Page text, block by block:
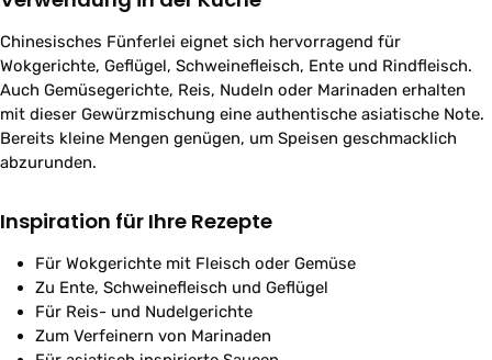
Chinesisches Fünferlei eignet sich hervorragend für
Wokgerichte, Geflügel, Schweinefleisch, Ente und Rindfleisch.
Auch Gemüsegerichte, Reis, Nudeln oder Marinaden erhalten
mit dieser Gewürzmischung eine authentische asiatische Note.
Bereits kleine Mengen genügen, um Speisen geschmacklich
abzurunden.
Inspiration für Ihre Rezepte
Für Wokgerichte mit Fleisch oder Gemüse
Zu Ente, Schweinefleisch und Geflügel
Für Reis- und Nudelgerichte
Zum Verfeinern von Marinaden